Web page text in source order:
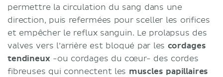
permettre la circulation du sang dans une
direction, puis refermées pour sceller les orifices
et empêcher le reflux sanguin. Le prolapsus des
valves vers l’arrière est bloqué par les cordages
tendineux-ou cordages du cœur- des cordes
fibreuses qui connectent les muscles papillaires